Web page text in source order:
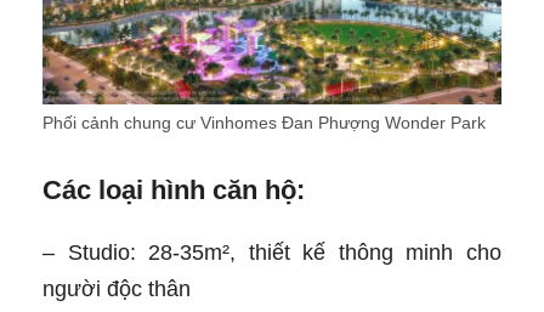
Phối cảnh chung cư Vinhomes Đan Phượng Wonder Park
Các loại hình căn hộ:
– Studio: 28-35m², thiết kế thông minh cho
người độc thân